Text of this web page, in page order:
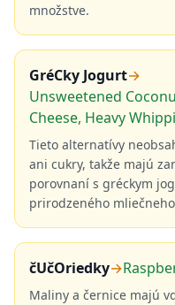
množstve.
GréCky Jogurt→
Unsweetened
Cheese, Heavy
Tieto alternatívy
ani cukry, takže majú
porovnaní s gréckym
prirodzeného
čUčOriedky→
Maliny a černice majú